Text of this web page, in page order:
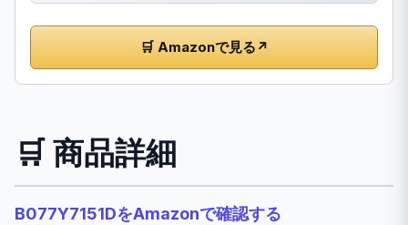
🛒 Amazonで見る ↗
🛒 商品詳細
B077Y7151DをAmazonで確認する